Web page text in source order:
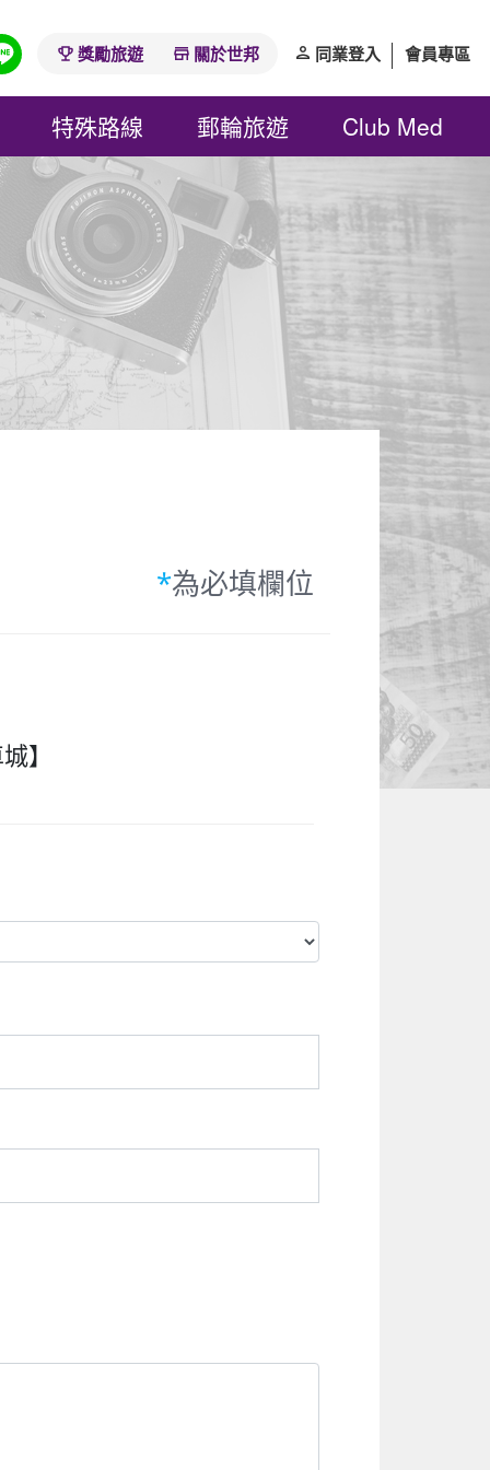
獎勵旅遊 關於世邦 同業登入 會員專區
特殊路線 郵輪旅遊 Club Med
*為必填欄位
】